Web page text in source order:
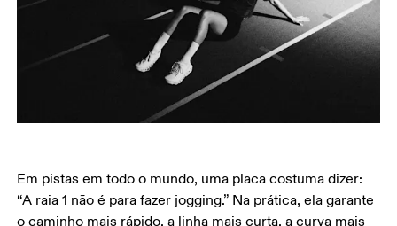
Em pistas em todo o mundo, uma placa costuma dizer:
“A raia 1 não é para fazer jogging.” Na prática, ela garante
o caminho mais rápido, a linha mais curta, a curva mais